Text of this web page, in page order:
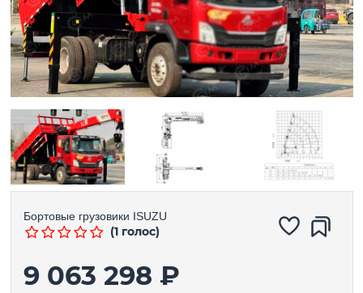
Бортовые грузовики ISUZU
(1 голос)
9 063 298 ₽